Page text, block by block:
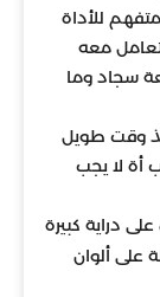
للأداة
معه
سجاد وما
وقت طويل
أة لا يجب
على دراية كبيرة
على ألوان